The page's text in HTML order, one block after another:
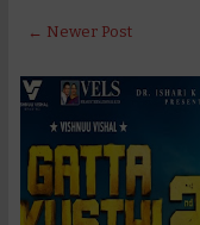
← Newer Post